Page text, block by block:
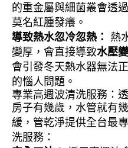
的重金屬與細菌叢會透
莫名紅腫發癢。
導致熱水忽冷忽熱：
熱
變厚，會直接導致水壓
會引發冬天熱水器無法
的惱人問題。
專業高週波清洗服務：
房子有幾歲，水管就有
緩，管乾淨提供全台最
洗服務：